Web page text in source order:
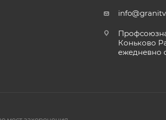
Коньково
ежедневно